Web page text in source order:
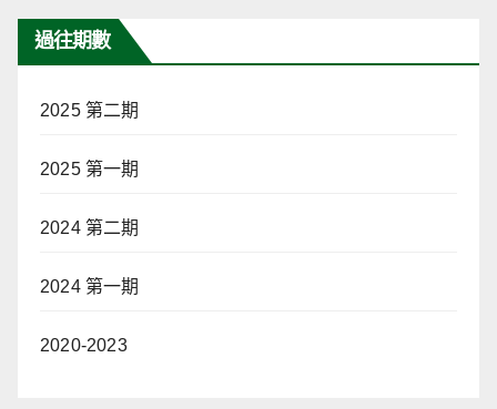
過往期數
2025 第二期
2025 第一期
2024 第二期
2024 第一期
2020-2023